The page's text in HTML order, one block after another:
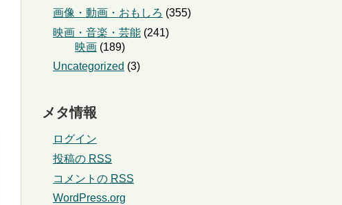
画像・動画・おもしろ (355)
映画・音楽・芸能 (241)
映画 (189)
Uncategorized (3)
メタ情報
ログイン
投稿の RSS
コメントの RSS
WordPress.org